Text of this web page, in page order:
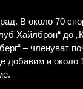
В около 70
Хайлброн“ до
– членуват
добавим и около